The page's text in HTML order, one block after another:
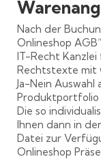
Nach der
Onlineshop
IT-Recht
Rechtstexte mit
Ja-Nein
Produktportfolio
Die so
Ihnen dann in
Datei zur
Onlineshop